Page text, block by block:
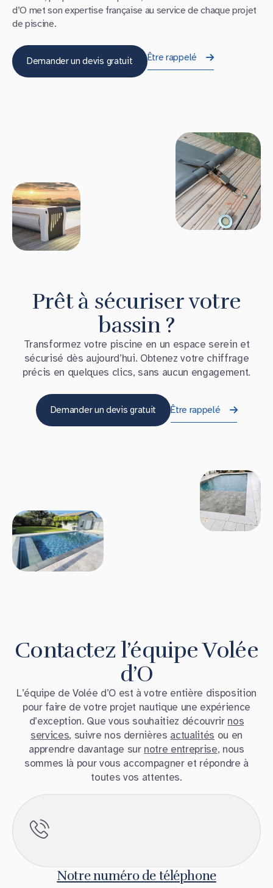
d’O met son expertise française au service de chaque projet
de piscine.
Demander un devis gratuit Être rappelé
Prêt à sécuriser votre
bassin ?
Transformez votre piscine en un espace serein et
sécurisé dès aujourd’hui. Obtenez votre chiffrage
précis en quelques clics, sans aucun engagement.
Demander un devis gratuit Être rappelé
Contactez l’équipe Volée
d’O
L’équipe de Volée d’O est à votre entière disposition
pour faire de votre projet nautique une expérience
d’exception. Que vous souhaitiez découvrir nos
services, suivre nos dernières actualités ou en
apprendre davantage sur notre entreprise, nous
sommes là pour vous accompagner et répondre à
toutes vos attentes.
Notre numéro de téléphone